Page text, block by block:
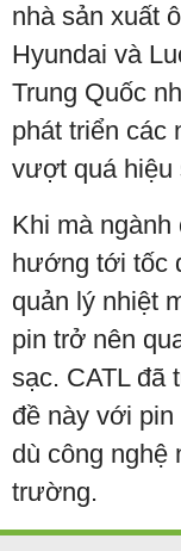
nhà sản xuất
Hyundai và
Trung Quốc
phát triển các
vượt quá hiệu
Khi mà ngành
hướng tới tốc
quản lý nhiệt
pin trở nên
sạc. CATL đã
đề này với
dù công
trường.